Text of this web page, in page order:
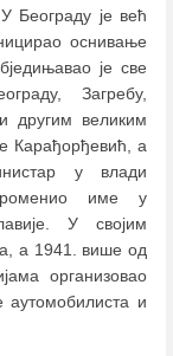
У Београду је већ
оснивање
је све
Загребу,
другим великим
Карађорђевић, а
у влади
име у
У својим
а 1941. више од
организовао
аутомобилиста и